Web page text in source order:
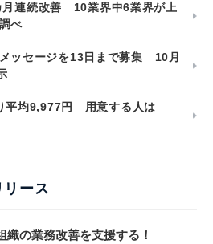
連続改善 10業界中6業界が上
べ
ッセージを13日まで募集 10月
平均9,977円 用意する人は
ース
織の業務改善を支援する！